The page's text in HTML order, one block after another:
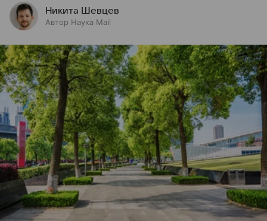
Никита Шевцев
Автор Наука Mail